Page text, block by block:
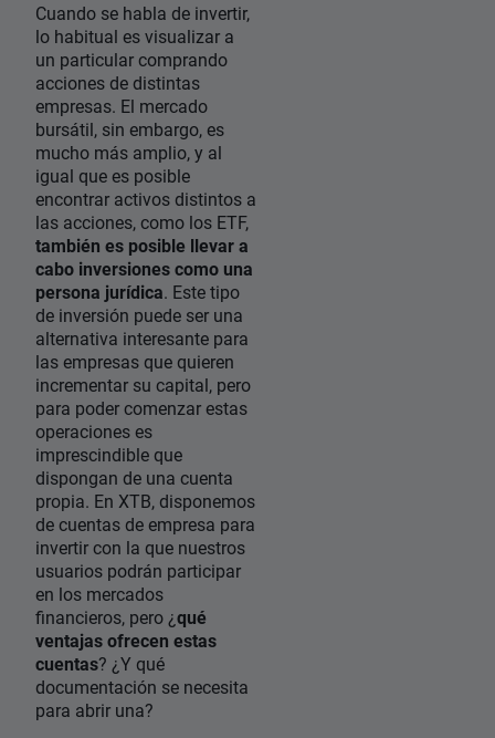
Cuando se habla de invertir,
lo habitual es visualizar a
un particular comprando
acciones de distintas
empresas. El mercado
bursátil, sin embargo, es
mucho más amplio, y al
igual que es posible
encontrar activos distintos a
las acciones, como los ETF,
también es posible llevar a
cabo inversiones como una
persona jurídica. Este tipo
de inversión puede ser una
alternativa interesante para
las empresas que quieren
incrementar su capital, pero
para poder comenzar estas
operaciones es
imprescindible que
dispongan de una cuenta
propia. En XTB, disponemos
de cuentas de empresa para
invertir con la que nuestros
usuarios podrán participar
en los mercados
financieros, pero ¿qué
ventajas ofrecen estas
cuentas? ¿Y qué
documentación se necesita
para abrir una?